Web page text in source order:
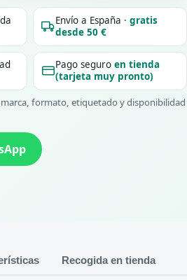
Envío a España ·gratis
desde 50 €
Pago seguroen tienda
(tarjeta muy pronto)
formato, etiquetado y disponibilidad
Recogida en tienda